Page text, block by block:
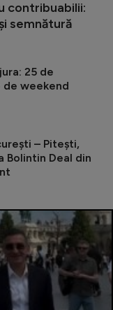
contribuabilii:
semnătură
25 de
de weekend
– Pitești,
Bolintin Deal din